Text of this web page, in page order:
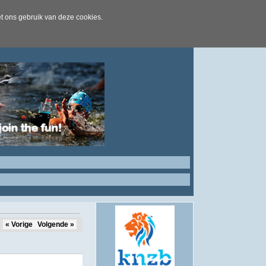
ons gebruik van deze cookies.
« Vorige Volgende »